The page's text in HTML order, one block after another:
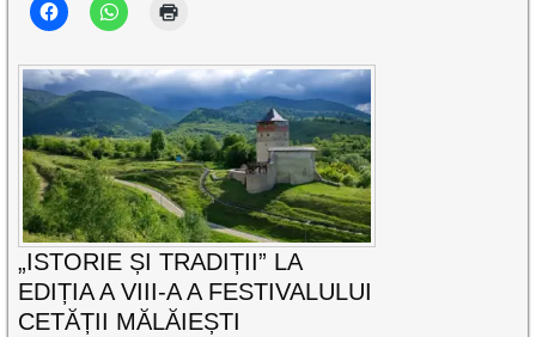
„ISTORIE ȘI TRADIȚII” LA
EDIȚIA A VIII-A A FESTIVALULUI
CETĂȚII MĂLĂIEȘTI